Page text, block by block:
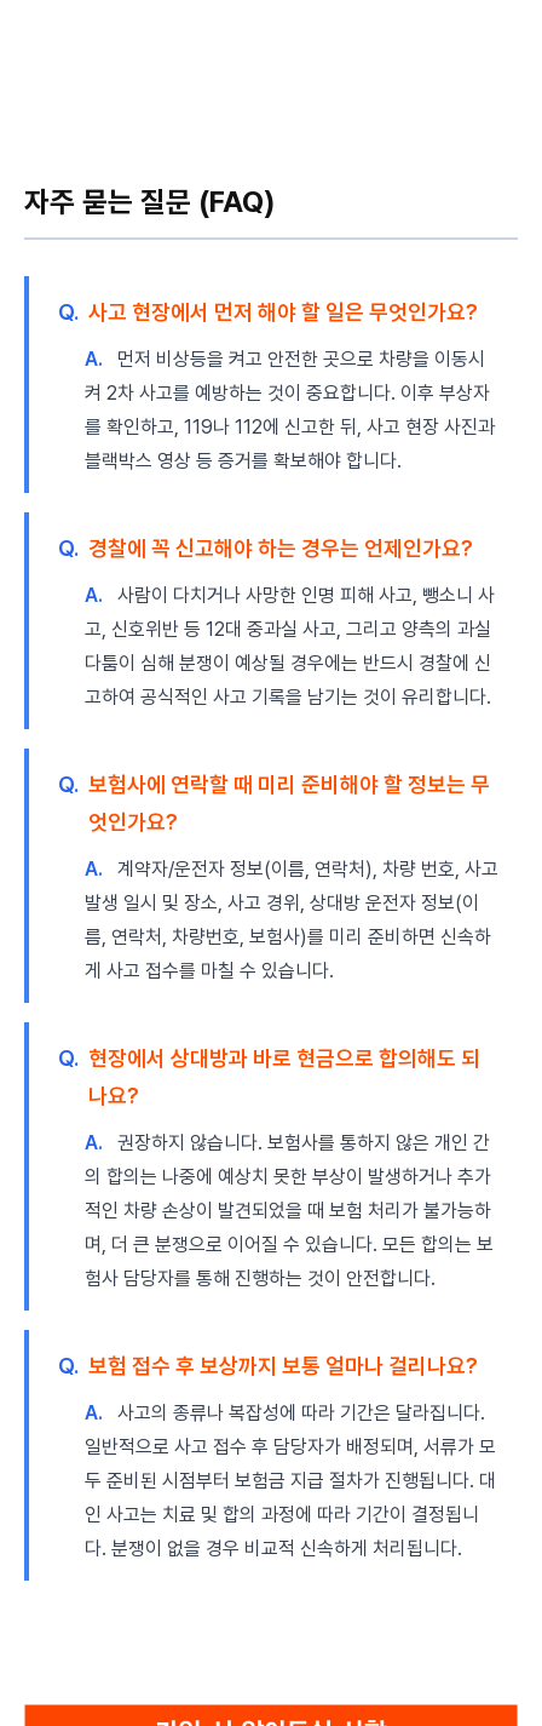
자주 묻는 질문 (FAQ)
Q. 사고 현장에서 먼저 해야 할 일은 무엇인가요?
A.
먼저 비상등을 켜고 안전한 곳으로 차량을 이동시
켜 2차 사고를 예방하는 것이 중요합니다. 이후 부상자
를 확인하고, 119나 112에 신고한 뒤, 사고 현장 사진과
블랙박스 영상 등 증거를 확보해야 합니다.
Q. 경찰에 꼭 신고해야 하는 경우는 언제인가요?
A.
사람이 다치거나 사망한 인명 피해 사고, 뺑소니 사
고, 신호위반 등 12대 중과실 사고, 그리고 양측의 과실
다툼이 심해 분쟁이 예상될 경우에는 반드시 경찰에 신
고하여 공식적인 사고 기록을 남기는 것이 유리합니다.
Q. 보험사에 연락할 때 미리 준비해야 할 정보는 무
엇인가요?
A.
계약자/운전자 정보(이름, 연락처), 차량 번호, 사고
발생 일시 및 장소, 사고 경위, 상대방 운전자 정보(이
름, 연락처, 차량번호, 보험사)를 미리 준비하면 신속하
게 사고 접수를 마칠 수 있습니다.
Q. 현장에서 상대방과 바로 현금으로 합의해도 되
나요?
A.
권장하지 않습니다. 보험사를 통하지 않은 개인 간
의 합의는 나중에 예상치 못한 부상이 발생하거나 추가
적인 차량 손상이 발견되었을 때 보험 처리가 불가능하
며, 더 큰 분쟁으로 이어질 수 있습니다. 모든 합의는 보
험사 담당자를 통해 진행하는 것이 안전합니다.
Q. 보험 접수 후 보상까지 보통 얼마나 걸리나요?
A.
사고의 종류나 복잡성에 따라 기간은 달라집니다.
일반적으로 사고 접수 후 담당자가 배정되며, 서류가 모
두 준비된 시점부터 보험금 지급 절차가 진행됩니다. 대
인 사고는 치료 및 합의 과정에 따라 기간이 결정됩니
다. 분쟁이 없을 경우 비교적 신속하게 처리됩니다.